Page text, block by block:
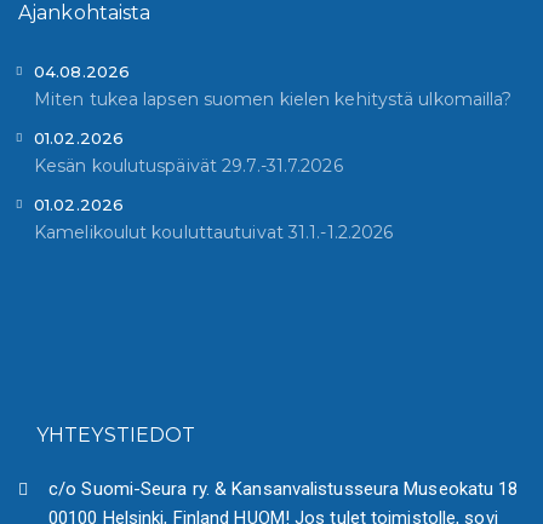
Ajankohtaista
04.08.2026
Miten tukea lapsen suomen kielen kehitystä ulkomailla?
01.02.2026
Kesän koulutuspäivät 29.7.-31.7.2026
01.02.2026
Kamelikoulut kouluttautuivat 31.1.-1.2.2026
YHTEYSTIEDOT
c/o Suomi-Seura ry. & Kansanvalistusseura Museokatu 18
00100 Helsinki, Finland HUOM! Jos tulet toimistolle, sovi